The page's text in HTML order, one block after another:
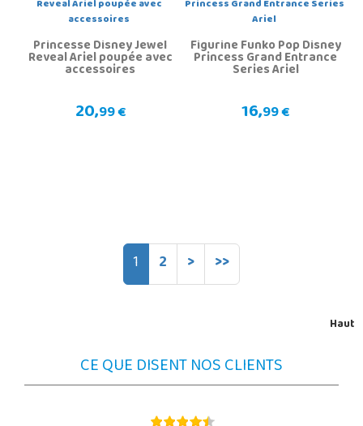
Princesse Disney Jewel
Reveal Ariel poupée avec
accessoires
20,99 €
Figurine Funko Pop Disney
Princess Grand Entrance
Series Ariel
16,99 €
1 2 > >>
Haut
CE QUE DISENT NOS CLIENTS